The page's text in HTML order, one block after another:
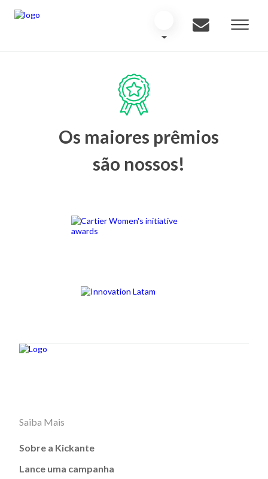
Os maiores prêmios
são nossos!
Saiba Mais
Sobre a Kickante
Lance uma campanha